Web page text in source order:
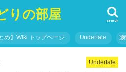
りの部屋 search
め】Wiki トップページ Undertale
Undertale